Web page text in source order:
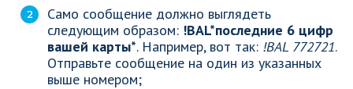
Само сообщение должно выглядеть
следующим образом: !BAL*последние 6 цифр
вашей карты*. Например, вот так: !BAL 772721.
Отправьте сообщение на один из указанных
выше номером;